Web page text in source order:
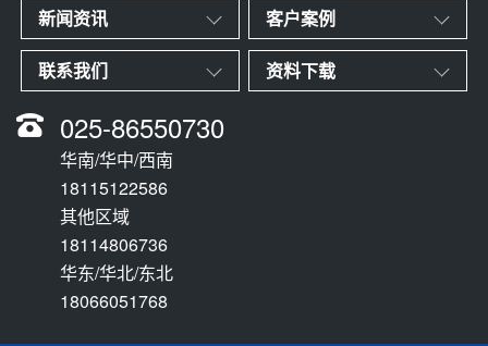
新闻资讯 客户案例
联系我们 资料下载
025-86550730
华南/华中/西南
18115122586
其他区域
18114806736
华东/华北/东北
18066051768